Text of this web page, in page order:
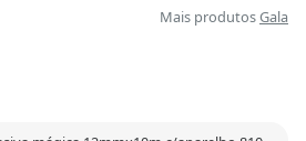
Mais produtosGala